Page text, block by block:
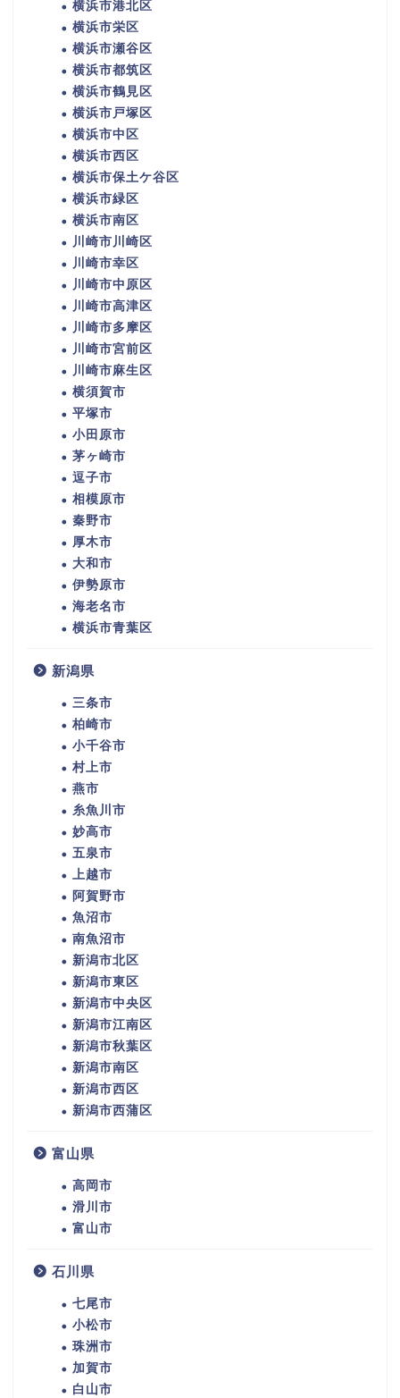
横浜市港北区
横浜市栄区
横浜市瀬谷区
横浜市都筑区
横浜市鶴見区
横浜市戸塚区
横浜市中区
横浜市西区
横浜市保土ケ谷区
横浜市緑区
横浜市南区
川崎市川崎区
川崎市幸区
川崎市中原区
川崎市高津区
川崎市多摩区
川崎市宮前区
川崎市麻生区
横須賀市
平塚市
小田原市
茅ヶ崎市
逗子市
相模原市
秦野市
厚木市
大和市
伊勢原市
海老名市
横浜市青葉区
新潟県
三条市
柏崎市
小千谷市
村上市
燕市
糸魚川市
妙高市
五泉市
上越市
阿賀野市
魚沼市
南魚沼市
新潟市北区
新潟市東区
新潟市中央区
新潟市江南区
新潟市秋葉区
新潟市南区
新潟市西区
新潟市西蒲区
富山県
高岡市
滑川市
富山市
石川県
七尾市
小松市
珠洲市
加賀市
白山市